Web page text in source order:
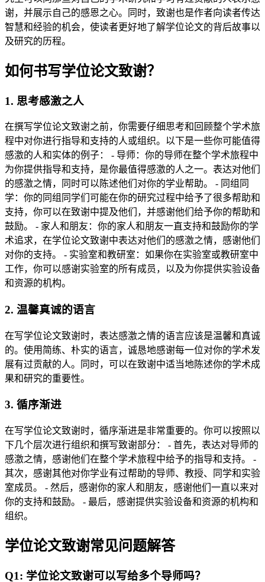
谢，并展示自己的感恩之心。同时，致谢也是作者向读者传达
智慧和经验的机会，使读者更好地了解学位论文的背后故事以
及研究的历程。
如何书写学位论文致谢？
1. 思考感激之人
在撰写学位论文致谢之前，你需要仔细思考和回顾整个学术旅
程中对你进行指导和支持的人或组织。以下是一些你可能值得
感激的人和实体的例子： - 导师：你的导师在整个学术旅程中
为你提供指导和支持，是你最值得感激的人之一。表达对他们
的感激之情，同时可以陈述他们对你的学业帮助。 - 同组同
学：你的同组同学们可能在你的研究过程中给予了很多帮助和
支持，你可以在致谢中提及他们，并感谢他们给予你的帮助和
鼓励。 - 家人和朋友：你的家人和朋友一直支持和鼓励你的学
术追求，在学位论文致谢中表达对他们的感激之情，感谢他们
对你的支持。 - 实验室和教研室：如果你在实验室或教研室中
工作，你可以感谢实验室的所有成员，以及为你提供实验设备
和资源的机构。
2. 温馨真诚的语言
在写学位论文致谢时，表达感激之情的语言应该是温馨和真诚
的。使用简练、朴实的语言，诚恳地感谢每一位对你的学术发
展有过贡献的人。同时，可以在致谢中适当地陈述你的学术成
果和研究的重要性。
3. 循序渐进
在写学位论文致谢时，循序渐进是非常重要的。你可以按照以
下几个层次进行组织和撰写致谢部分： - 首先，表达对导师的
感激之情，感谢他们在整个学术旅程中给予的指导和支持。 -
其次，感谢其他对你学业有过帮助的导师、教授、同学和实验
室成员。 - 然后，感谢你的家人和朋友，感谢他们一直以来对
你的支持和鼓励。 - 最后，感谢提供实验设备和资源的机构和
组织。
学位论文致谢常见问题解答
Q1: 学位论文致谢可以写给多个导师吗？